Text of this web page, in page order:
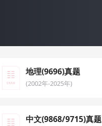
地理(9696)真题
(2002年-2025年)
中文(9868/9715)真题